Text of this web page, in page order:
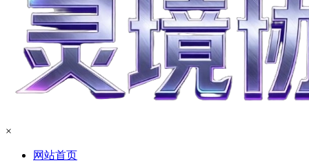
×
网站首页